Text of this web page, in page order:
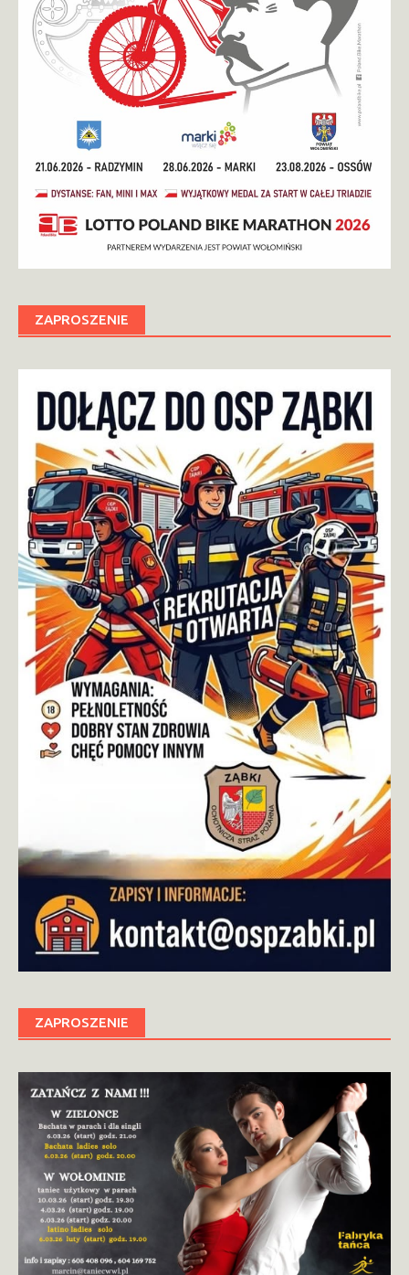
ZAPROSZENIE
ZAPROSZENIE